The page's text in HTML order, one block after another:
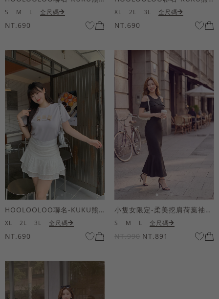
S M L 全尺碼
NT.690
XL 2L 3L 全尺碼
NT.690
HOOLOOLOO聯名-KUKU熊蝴蝶結短袖上衣
XL 2L 3L 全尺碼
NT.690
小隻女限定-柔美挖肩荷葉袖魚尾長洋裝
S M L 全尺碼
NT.990 NT.891